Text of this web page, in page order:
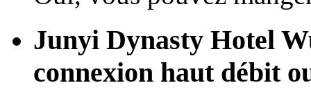
Junyi Dynasty Hotel
connexion haut débit